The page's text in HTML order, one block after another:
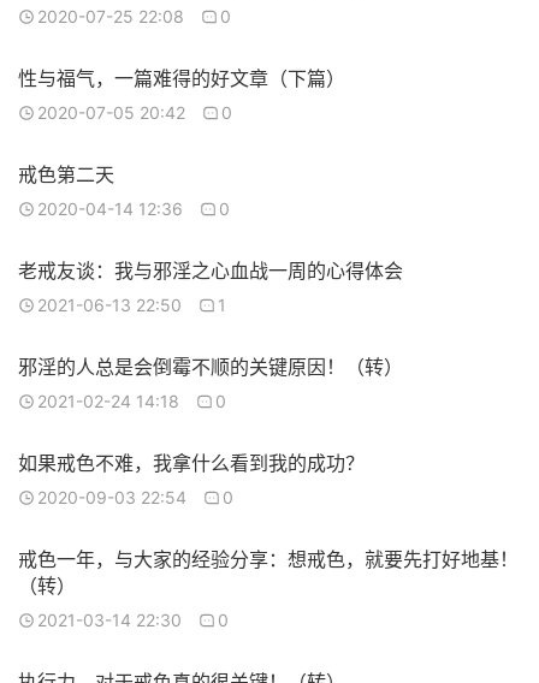
2020-07-25 22:08 0
性与福气，一篇难得的好文章（下篇）
2020-07-05 20:42 0
戒色第二天
2020-04-14 12:36 0
老戒友谈：我与邪淫之心血战一周的心得体会
2021-06-13 22:50 1
邪淫的人总是会倒霉不顺的关键原因！（转）
2021-02-24 14:18 0
如果戒色不难，我拿什么看到我的成功？
2020-09-03 22:54 0
戒色一年，与大家的经验分享：想戒色，就要先打好地基！
（转）
2021-03-14 22:30 0